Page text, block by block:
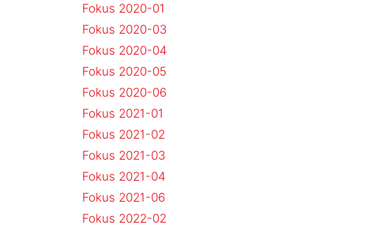
Fokus 2020-01
Fokus 2020-03
Fokus 2020-04
Fokus 2020-05
Fokus 2020-06
Fokus 2021-01
Fokus 2021-02
Fokus 2021-03
Fokus 2021-04
Fokus 2021-06
Fokus 2022-02